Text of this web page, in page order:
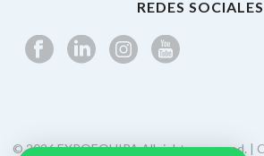
REDES SOCIALES
© 2026 EXPOEQUIPA All rights reserved. |